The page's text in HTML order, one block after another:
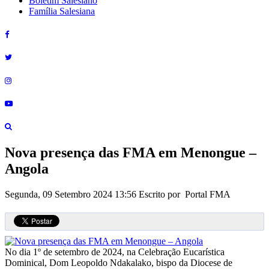
Família Salesiana
Nova presença das FMA em Menongue –
Angola
Segunda, 09 Setembro 2024 13:56 Escrito por Portal FMA
No dia 1º de setembro de 2024, na Celebração Eucarística
Dominical, Dom Leopoldo Ndakalako, bispo da Diocese de